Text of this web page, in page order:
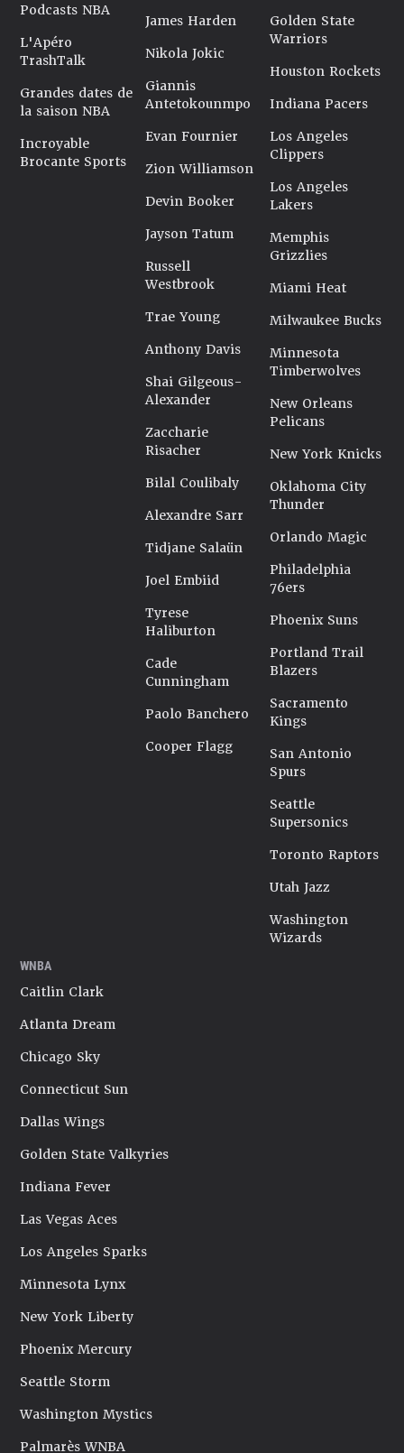
Podcasts NBA
L'Apéro
TrashTalk
Grandes dates de
la saison NBA
Incroyable
Brocante Sports
James Harden
Nikola Jokic
Giannis
Antetokounmpo
Evan Fournier
Zion Williamson
Devin Booker
Jayson Tatum
Russell
Westbrook
Trae Young
Anthony Davis
Shai Gilgeous-
Alexander
Zaccharie
Risacher
Bilal Coulibaly
Alexandre Sarr
Tidjane Salaün
Joel Embiid
Tyrese
Haliburton
Cade
Cunningham
Paolo Banchero
Cooper Flagg
Golden State
Warriors
Houston Rockets
Indiana Pacers
Los Angeles
Clippers
Los Angeles
Lakers
Memphis
Grizzlies
Miami Heat
Milwaukee Bucks
Minnesota
Timberwolves
New Orleans
Pelicans
New York Knicks
Oklahoma City
Thunder
Orlando Magic
Philadelphia
76ers
Phoenix Suns
Portland Trail
Blazers
Sacramento
Kings
San Antonio
Spurs
Seattle
Supersonics
Toronto Raptors
Utah Jazz
Washington
Wizards
WNBA
Caitlin Clark
Atlanta Dream
Chicago Sky
Connecticut Sun
Dallas Wings
Golden State Valkyries
Indiana Fever
Las Vegas Aces
Los Angeles Sparks
Minnesota Lynx
New York Liberty
Phoenix Mercury
Seattle Storm
Washington Mystics
Palmarès WNBA